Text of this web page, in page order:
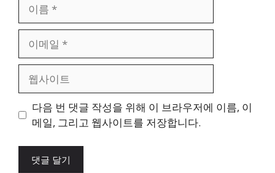
일
트
다음 번 댓글 작성을 위해 이 브라우저에 이름, 이
메일, 그리고 웹사이트를 저장합니다.